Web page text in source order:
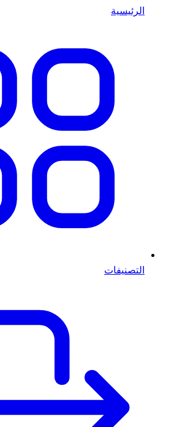
الرئيسية
التصنيفات